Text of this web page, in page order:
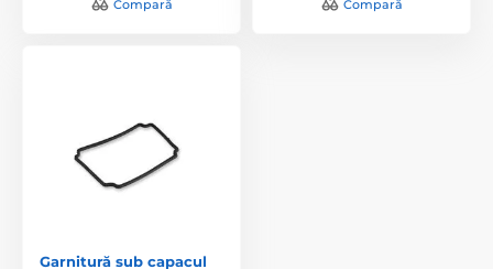
Compară Compară
Garnitură sub capacul